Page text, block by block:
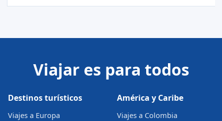
Viajar es para todos
Destinos turísticos
Viajes a Europa
América y Caribe
Viajes a Colombia